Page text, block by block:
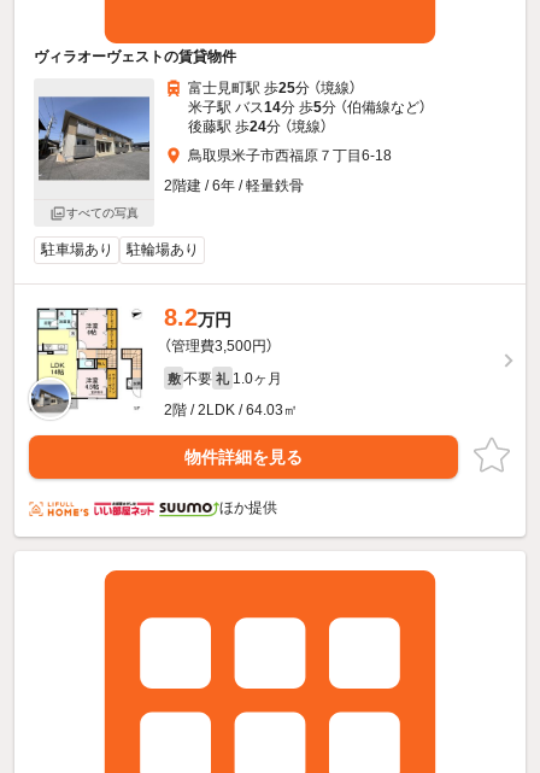
ヴィラオーヴェストの賃貸物件
すべての写真
富士見町駅 歩25分 （境線）
米子駅 バス14分 歩5分 （伯備線など）
後藤駅 歩24分 （境線）
鳥取県米子市西福原７丁目6-18
2階建 / 6年 / 軽量鉄骨
駐車場あり 駐輪場あり
8.2万円
（管理費3,500円）
敷 不要 礼 1.0ヶ月
2階 / 2LDK / 64.03㎡
物件詳細を見る
ほか提供